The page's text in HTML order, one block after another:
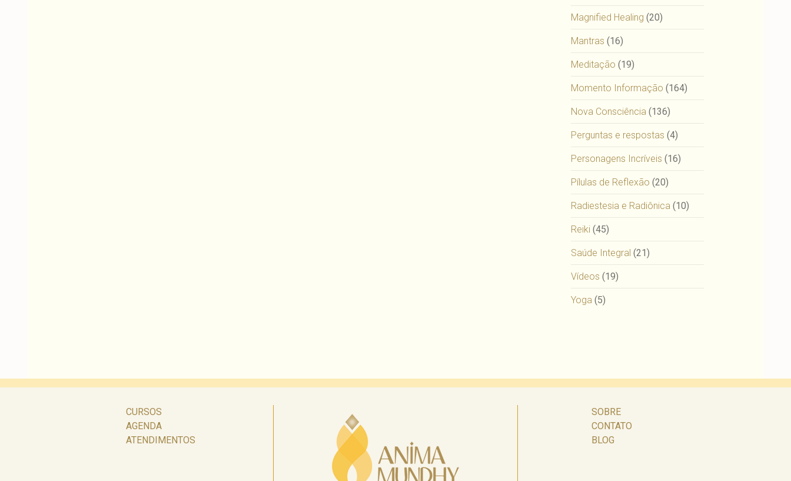
Magnified Healing (20)
Mantras (16)
Meditação (19)
Momento Informação (164)
Nova Consciência (136)
Perguntas e respostas (4)
Personagens Incríveis (16)
Pílulas de Reflexão (20)
Radiestesia e Radiônica (10)
Reiki (45)
Saúde Integral (21)
Vídeos (19)
Yoga (5)
CURSOS
AGENDA
ATENDIMENTOS
SOBRE
CONTATO
BLOG